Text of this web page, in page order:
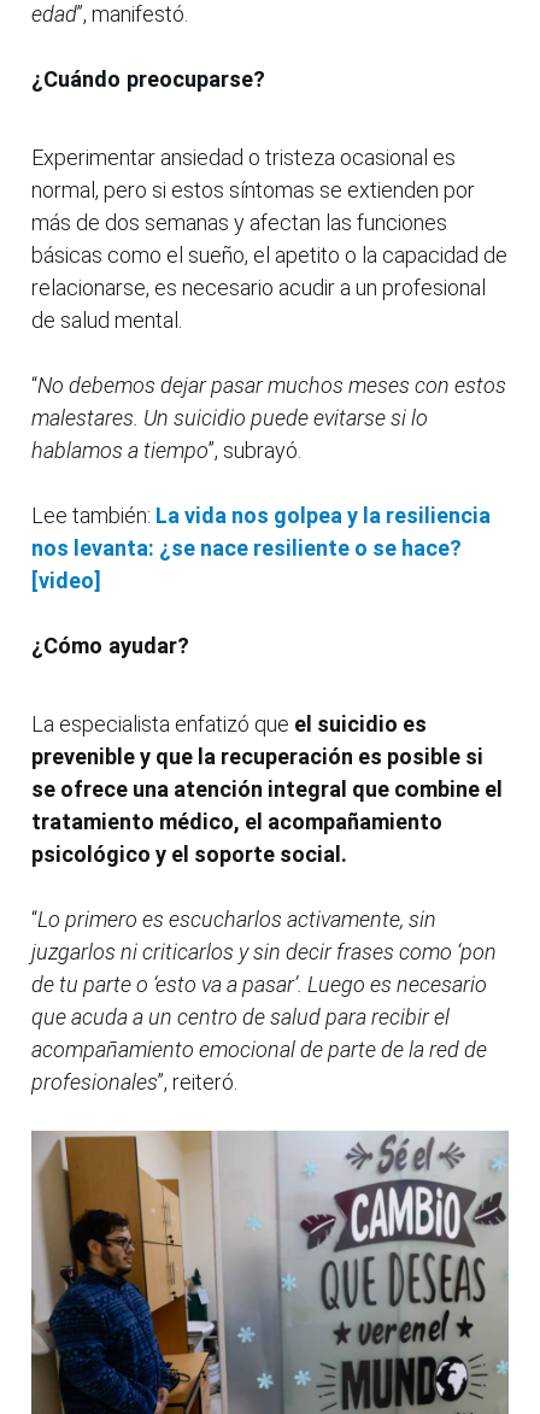
edad”, manifestó.
¿Cuándo preocuparse?
Experimentar ansiedad o tristeza ocasional es
normal, pero si estos síntomas se extienden por
más de dos semanas y afectan las funciones
básicas como el sueño, el apetito o la capacidad de
relacionarse, es necesario acudir a un profesional
de salud mental.
“No debemos dejar pasar muchos meses con estos
malestares. Un suicidio puede evitarse si lo
hablamos a tiempo”, subrayó.
Lee también: La vida nos golpea y la resiliencia
nos levanta: ¿se nace resiliente o se hace?
[video]
¿Cómo ayudar?
La especialista enfatizó que el suicidio es
prevenible y que la recuperación es posible si
se ofrece una atención integral que combine el
tratamiento médico, el acompañamiento
psicológico y el soporte social.
“Lo primero es escucharlos activamente, sin
juzgarlos ni criticarlos y sin decir frases como ‘pon
de tu parte o ‘esto va a pasar’. Luego es necesario
que acuda a un centro de salud para recibir el
acompañamiento emocional de parte de la red de
profesionales”, reiteró.